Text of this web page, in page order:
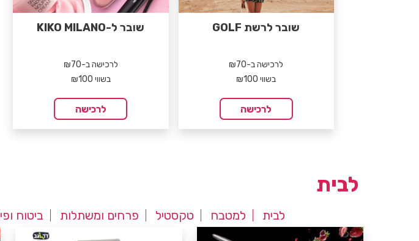
שובר לרשת GOLF
לרכישה ב-₪70
בשווי ₪100
לרכישה
שובר ל-KIKO MILANO
לרכישה ב-₪70
בשווי ₪100
לרכישה
לבית
לבית למטבח טקסטיל פרחים ומשתלות ביטוח